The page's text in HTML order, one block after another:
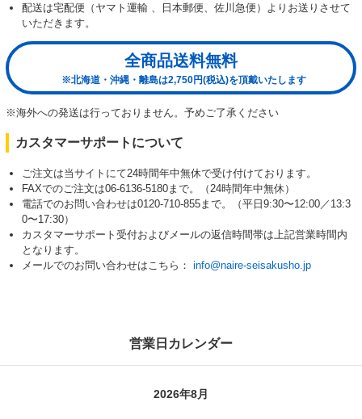
配送は宅配便（ヤマト運輸 、日本郵便、佐川急便）よりお送りさせて
いただきます。
全商品送料無料
※北海道・沖縄・離島は2,750円(税込)を頂戴いたします
※海外への発送は行っておりません。予めご了承ください
カスタマーサポートについて
ご注文は当サイトにて24時間年中無休で受け付けております。
FAXでのご注文は06-6136-5180まで。（24時間年中無休）
電話でのお問い合わせは0120-710-855まで。（平日9:30〜12:00／13:3
0〜17:30）
カスタマーサポート受付およびメールの返信時間帯は上記営業時間内
となります。
メールでのお問い合わせはこちら： info@naire-seisakusho.jp
営業日カレンダー
2026年8月